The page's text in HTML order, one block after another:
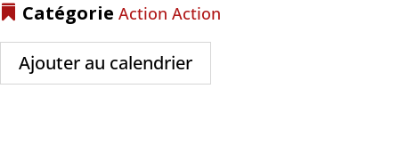
Catégorie Action Action
Ajouter au calendrier